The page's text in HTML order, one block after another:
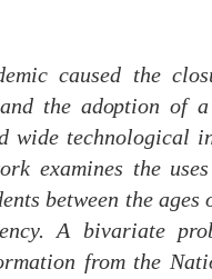
caused the
the adoption of
wide technological
examines the
between the
A bivariate
from the